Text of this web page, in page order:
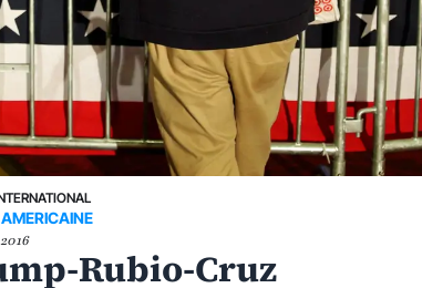
Rubio-Cruz